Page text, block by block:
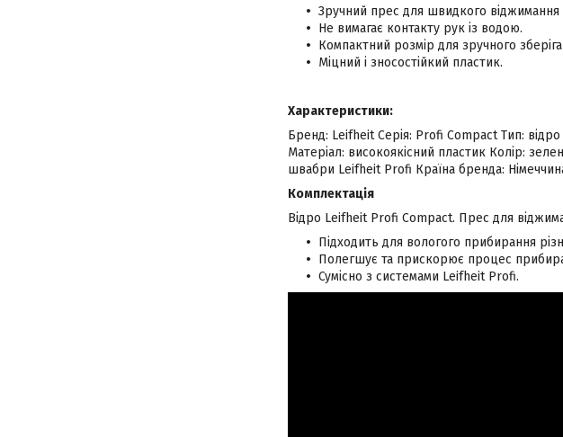
Зручний прес для швидкого віджимання
Не вимагає контакту рук із водою.
Компактний розмір для зручного
Міцний і зносостійкий пластик.
Характеристики:
Бренд: Leifheit Серія: Profi Compact Тип:
Матеріал: високоякісний пластик Колір:
швабри Leifheit Profi Країна бренда:
Комплектація
Відро Leifheit Profi Compact. Прес для
Підходить для вологого прибирання
Полегшує та прискорює процес
Сумісно з системами Leifheit Profi.